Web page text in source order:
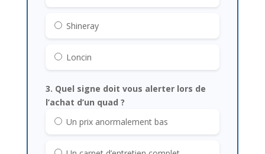
Shineray
Loncin
3. Quel signe doit vous alerter lors de
l’achat d’un quad ?
Un prix anormalement bas